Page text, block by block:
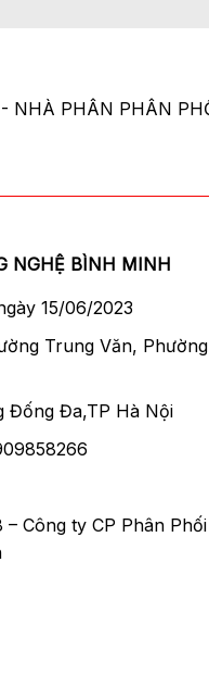
NHÀ PHÂN PHÂN
NGHỆ BÌNH MINH
15/06/2023
Trung Văn, Phường
Đống Đa,TP Hà Nội
Công ty CP Phân Phối